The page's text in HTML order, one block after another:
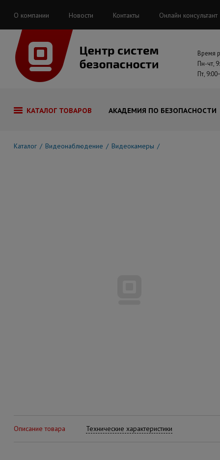
О компании Новости Контакты Онлайн консультант
Время
Пн-чт,
Пт,
КАТАЛОГ ТОВАРОВ АКАДЕМИЯ ПО БЕЗОПАСНОСТИ
Каталог Видеонаблюдение Видеокамеры
Описание товара Технические характеристики